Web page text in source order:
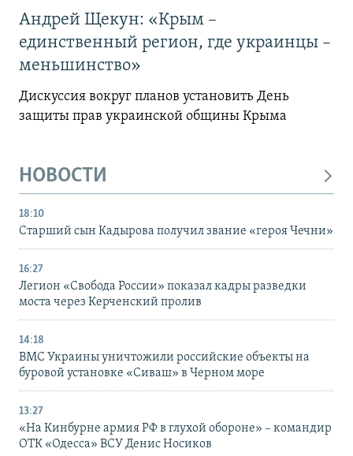
Андрей Щекун: «Крым –
единственный регион, где украинцы –
меньшинство»
Дискуссия вокруг планов установить День
защиты прав украинской общины Крыма
НОВОСТИ
18:10
Старший сын Кадырова получил звание «героя Чечни»
16:27
Легион «Свобода России» показал кадры разведки
моста через Керченский пролив
14:18
ВМС Украины уничтожили российские объекты на
буровой установке «Сиваш» в Черном море
13:27
«На Кинбурне армия РФ в глухой обороне» – командир
ОТК «Одесса» ВСУ Денис Носиков